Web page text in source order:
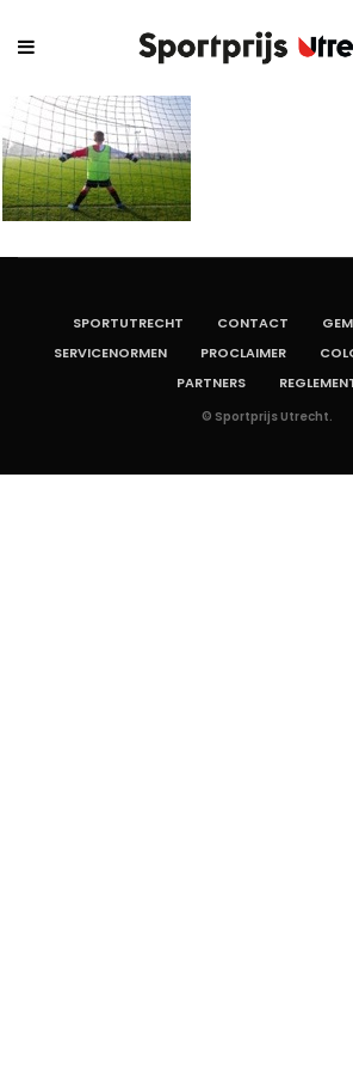
SPORTUTRECHT CONTACT
SERVICENORMEN
PROCLAIMER
PARTNERS
© Sportprijs Utrecht.